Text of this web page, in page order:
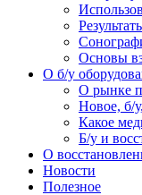
Основы
O б/у
О рынке
Новое, б/
Какое
Б/у и
О
Новости
Полезное